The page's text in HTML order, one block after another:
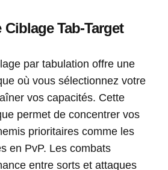
Tab-Target
par tabulation offre une
où vous sélectionnez votre
vos capacités. Cette
permet de concentrer vos
prioritaires comme les
en PvP. Les combats
entre sorts et attaques